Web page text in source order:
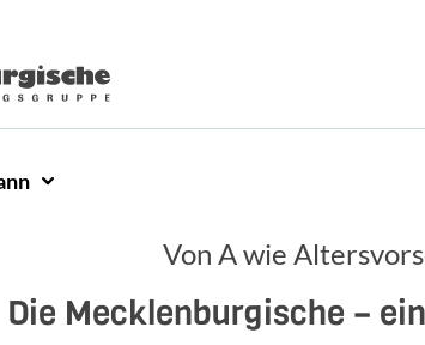
Von A wie
Die Mecklenburgische –